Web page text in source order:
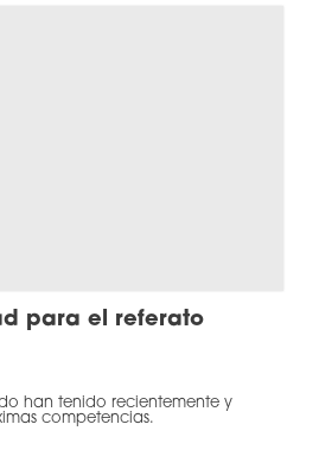
para el referato
han tenido recientemente y
competencias.